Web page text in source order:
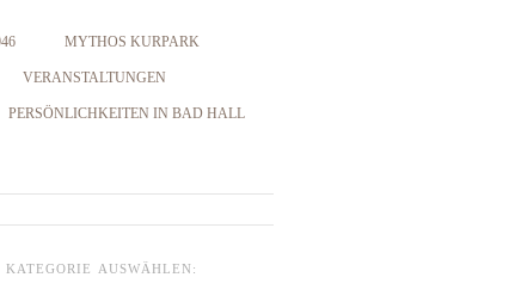
MYTHOS KURPARK
VERANSTALTUNGEN
PERSÖNLICHKEITEN IN BAD HALL
KATEGORIE AUSWÄHLEN: